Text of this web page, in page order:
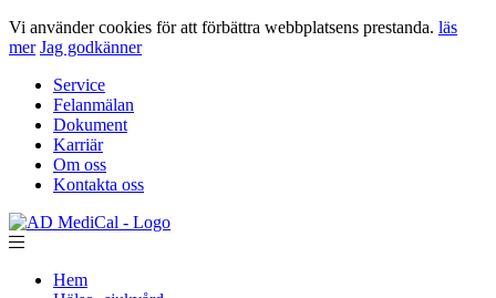
Vi använder cookies för att förbättra webbplatsens prestanda. läs
mer Jag godkänner
Service
Felanmälan
Dokument
Karriär
Om oss
Kontakta oss
Hem